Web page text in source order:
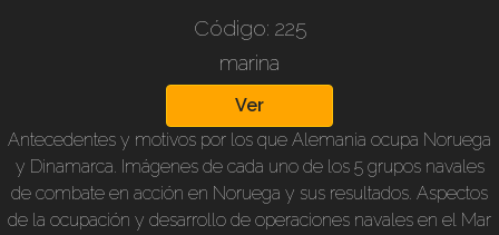
Código: 225
marina
Ver
Antecedentes y motivos por los que Alemania ocupa Noruega
y Dinamarca. Imágenes de cada uno de los 5 grupos navales
de combate en acción en Noruega y sus resultados. Aspectos
de la ocupación y desarrollo de operaciones navales en el Mar